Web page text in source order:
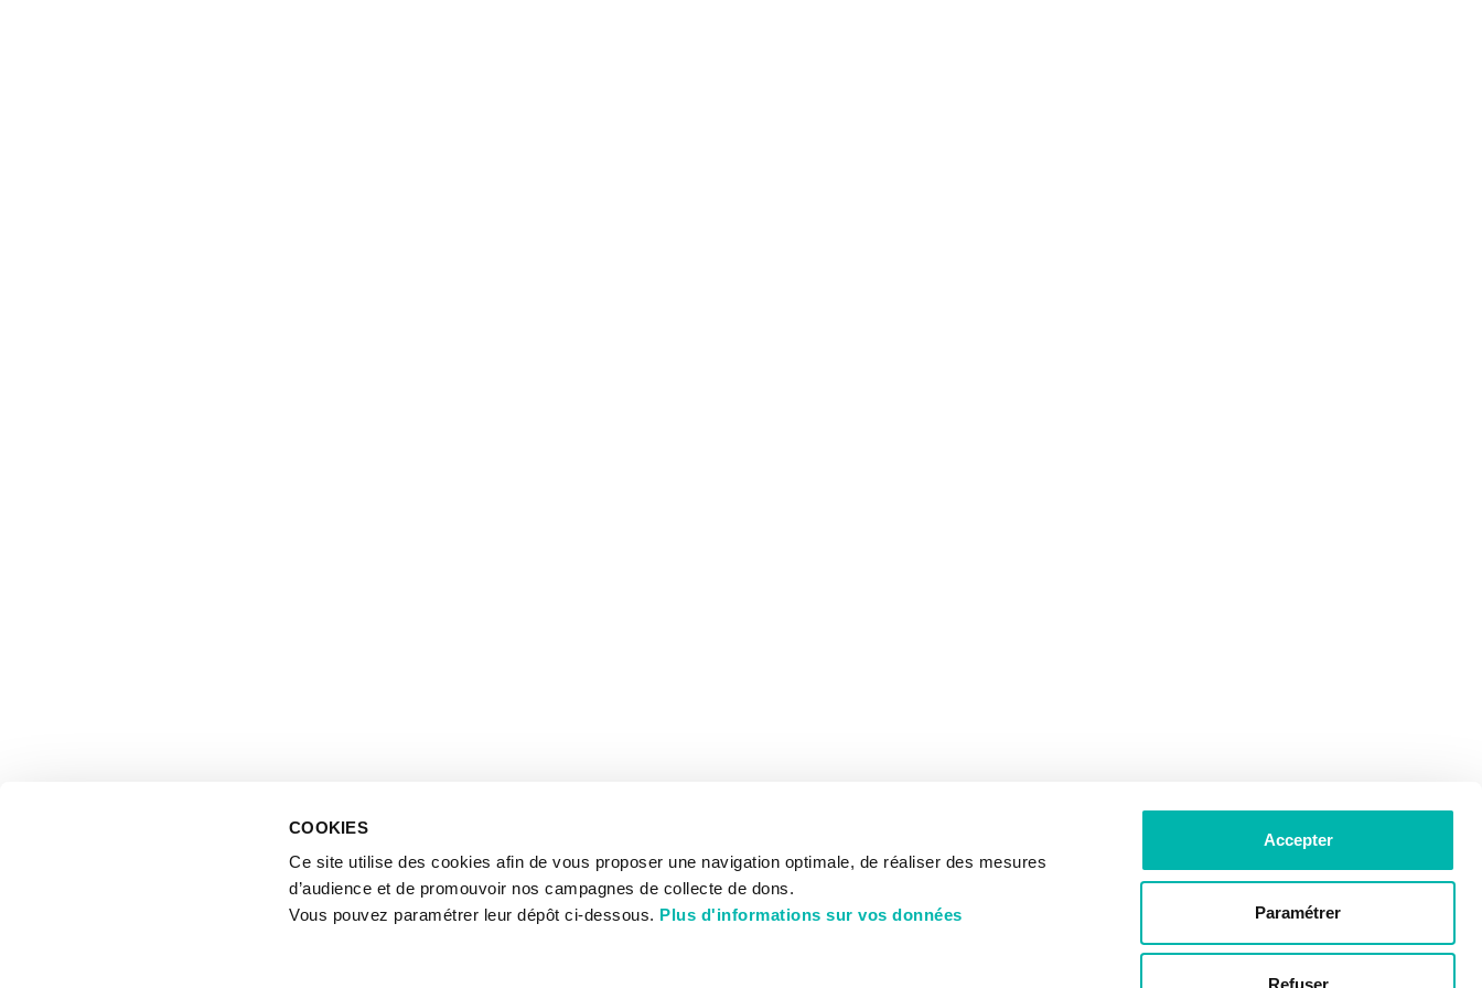
COOKIES
Ce site utilise des cookies afin de vous proposer une navigation optimale, de réaliser des mesures
d’audience et de promouvoir nos campagnes de collecte de dons.
Vous pouvez paramétrer leur dépôt ci-dessous. Plus d'informations sur vos données
Accepter
Paramétrer
Refuser